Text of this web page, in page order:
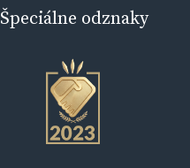
Špeciálne odznaky